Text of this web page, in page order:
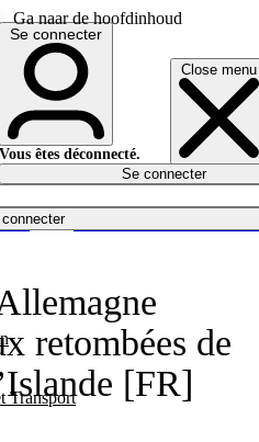
Ga naar de hoofdinhoud
Close menu
Transport
English
Deutsch
Español
Se connecter
Vous êtes déconnecté.
Se connecter
retombées de
[FR]